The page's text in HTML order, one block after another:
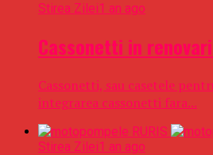
Stirea Zilei1 an ago
Cassonetti in
Cassonetti, sau casetele
integrarea cassonetti fara...
Stirea Zilei1 an ago